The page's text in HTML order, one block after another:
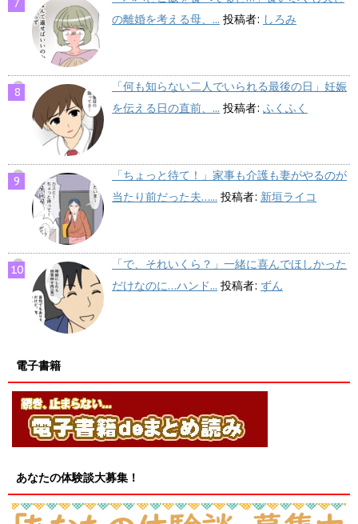
の離婚を考える母、... 投稿者: しろみ
「何も知らない二人でいられる最後の日」妊娠
を伝える日の直前、... 投稿者: ふくふく
「ちょっと待て！」家事も介護も妻がやるのが
当たり前だった夫…... 投稿者: 新垣ライコ
「で、それいくら？」一緒に喜んでほしかった
だけなのに…ハンド... 投稿者: ずん
電子書籍
あなたの体験談大募集！